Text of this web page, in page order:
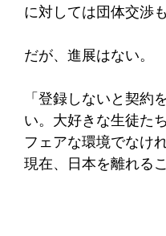
に対しては団体交渉
だが、進展はない。
「登録しないと契約
い。大好きな生徒た
フェアな環境でなけ
現在、日本を離れる